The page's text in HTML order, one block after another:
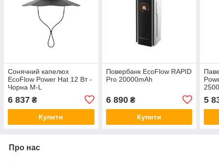
Сонячний капелюх
EcoFlow Power Hat 12 Вт -
Чорна М-L
6 837 ₴
Купити
Повербанк EcoFlow RAPID
Pro 20000mAh
6 890₴
Купити
5
Про нас